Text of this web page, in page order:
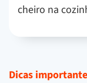
cheiro na
Dicas